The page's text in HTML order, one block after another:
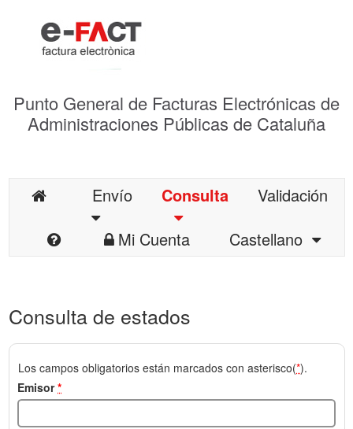
Punto General de Facturas Electrónicas de
Administraciones Públicas de Cataluña
Envío Consulta
Validación
Mi Cuenta
Castellano
Consulta de estados
Los campos obligatorios están marcados con asterisco(*).
Emisor*